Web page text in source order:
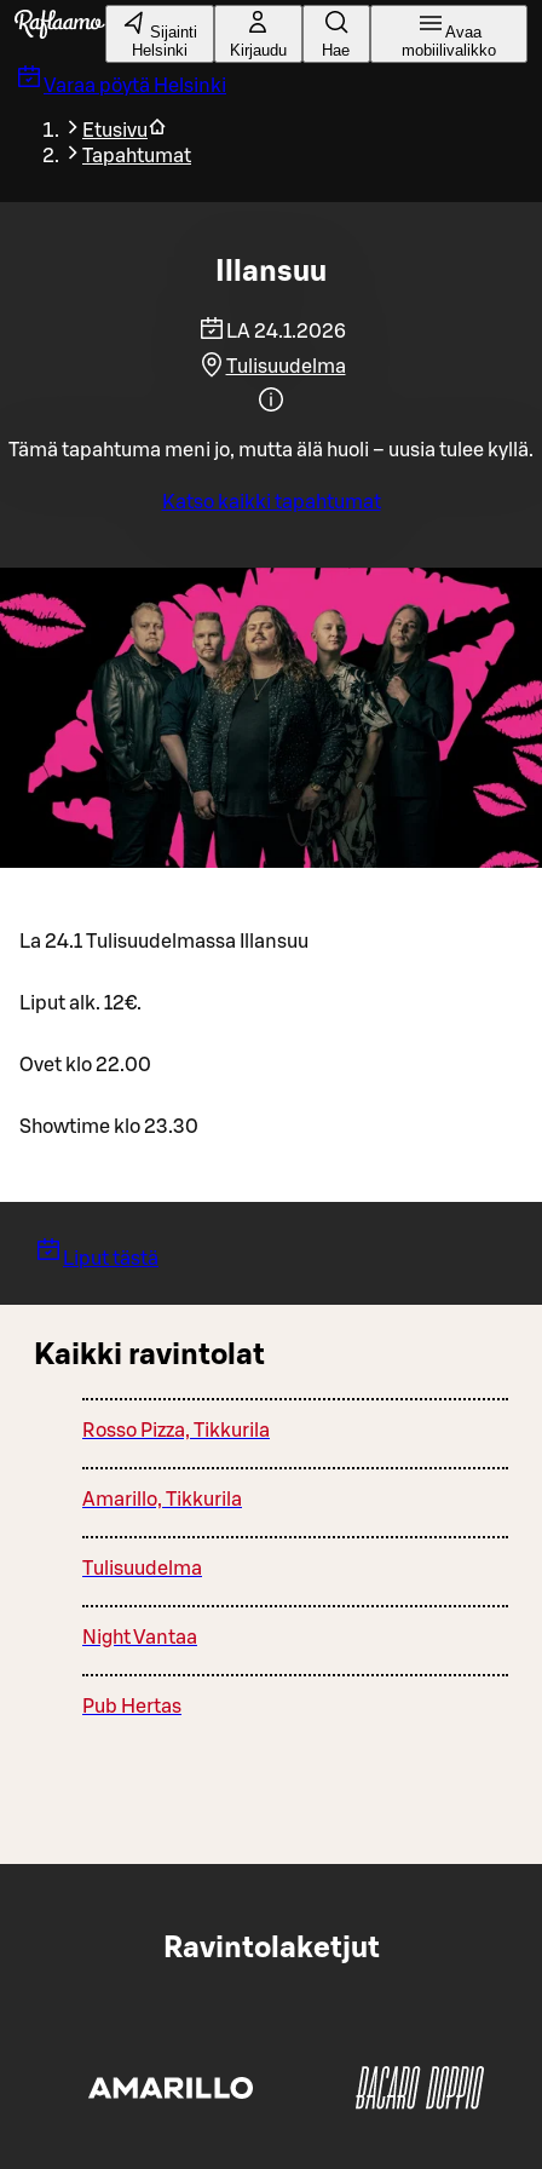
Siirry pääsisältöön
Sijainti
Helsinki
Kirjaudu Hae
Avaa
mobiilivalikko
Varaa pöytä Helsinki
Etusivu
Tapahtumat
Illansuu
LA 24.1.2026
Tulisuudelma
Tämä tapahtuma meni jo, mutta älä huoli – uusia tulee kyllä.
Katso kaikki tapahtumat
La 24.1 Tulisuudelmassa Illansuu
Liput alk. 12€.
Ovet klo 22.00
Showtime klo 23.30
Liput tästä
Kaikki ravintolat
Rosso Pizza, Tikkurila
Amarillo, Tikkurila
Tulisuudelma
Night Vantaa
Pub Hertas
Ravintolaketjut